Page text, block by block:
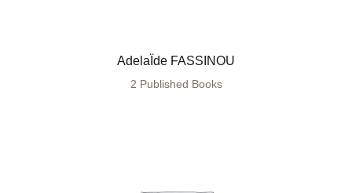
AdelaÏde FASSINOU
2 Published Books